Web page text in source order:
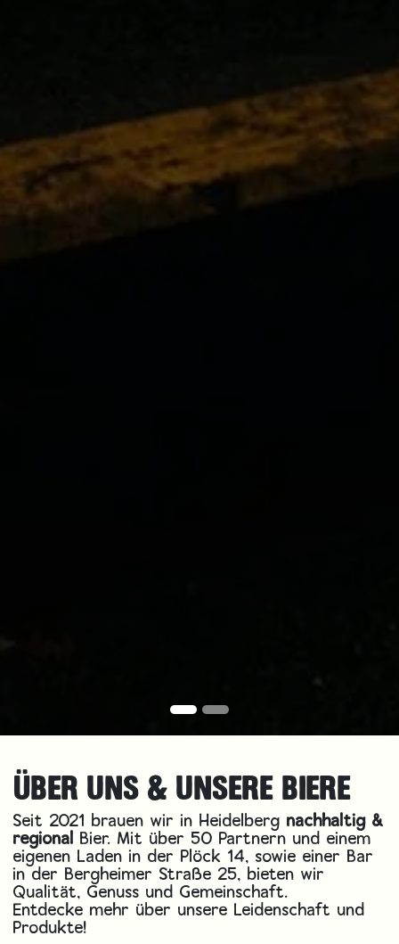
ÜBER UNS & UNSERE BIERE
Seit 2021 brauen wir in Heidelberg nachhaltig &
regional Bier. Mit über 50 Partnern und einem
eigenen Laden in der Plöck 14, sowie einer Bar
in der Bergheimer Straße 25, bieten wir
Qualität, Genuss und Gemeinschaft.
Entdecke mehr über unsere Leidenschaft und
Produkte!​